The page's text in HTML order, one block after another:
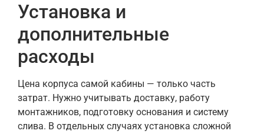
Установка и
дополнительные
расходы
Цена корпуса самой кабины — только часть
затрат. Нужно учитывать доставку, работу
монтажников, подготовку основания и систему
слива. В отдельных случаях установка сложной